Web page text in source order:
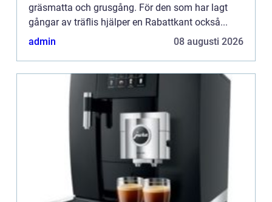
gräsmatta och grusgång. För den som har lagt
gångar av träflis hjälper en Rabattkant också...
admin
08 augusti 2026